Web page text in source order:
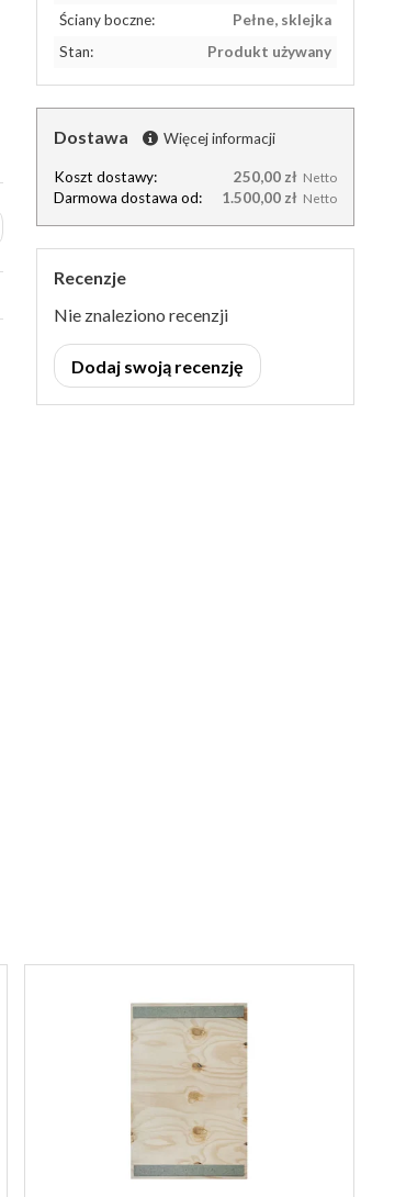
Ściany boczne:
Pełne, sklejka
Stan:
Produkt używany
Dostawa Więcej informacji
Koszt dostawy: 250,00 zł Netto
Darmowa dostawa od: 1.500,00 zł Netto
Recenzje
Nie znaleziono recenzji
Dodaj swoją recenzję